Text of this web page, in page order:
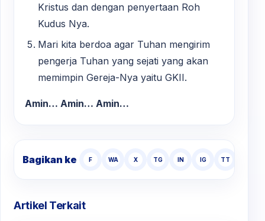
Kristus dan dengan penyertaan Roh
Kudus Nya.
Mari kita berdoa agar Tuhan mengirim
pengerja Tuhan yang sejati yang akan
memimpin Gereja-Nya yaitu GKII.
Amin… Amin… Amin…
Bagikan ke F WA X TG IN IG TT
Artikel Terkait